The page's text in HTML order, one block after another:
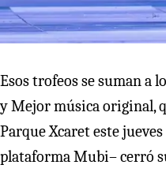
Esos trofeos se suman a
y Mejor música original,
Parque Xcaret este jueves
plataforma Mubi– cerró